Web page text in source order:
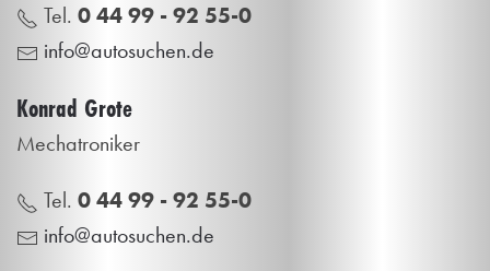
Tel. 0 44 99 - 92 55-0
info@autosuchen.de
Konrad Grote
Mechatroniker
Tel. 0 44 99 - 92 55-0
info@autosuchen.de